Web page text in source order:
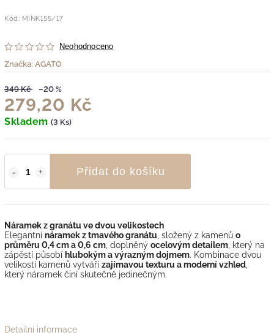
Kód: MINK155/17
Neohodnoceno
Značka: AGATO
349 Kč –20 %
279,20 Kč
Skladem (3 Ks)
Přidat do košíku
Náramek z granátu ve dvou velikostech
Elegantní náramek z tmavého granátu , složený z kamenů o
průměru 0,4 cm a 0,6 cm , doplněný ocelovým detailem , který na
zápěstí působí hlubokým a výrazným dojmem. Kombinace dvou
velikostí kamenů vytváří zajímavou texturu a moderní vzhled
který náramek činí skutečně jedinečným.
Detailní informace